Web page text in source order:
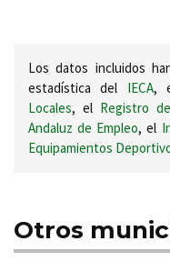
Los datos incluidos
estadística del IECA,
Locales, el Registro
Andaluz de Empleo, el
Equipamientos
Otros